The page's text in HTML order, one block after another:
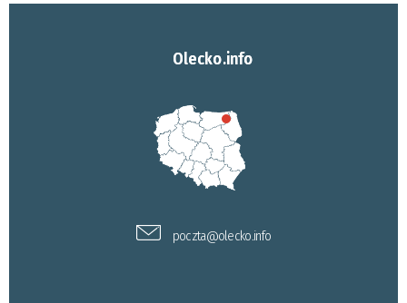
Olecko.info
poczta@olecko.info